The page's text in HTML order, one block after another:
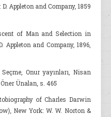
Appleton and Company, 1859
of Man and Selection in
Appleton and Company, 1896,
Onur yayınları, Nisan
Ünalan, s. 465
of Charles Darwin
New York: W. W. Norton &